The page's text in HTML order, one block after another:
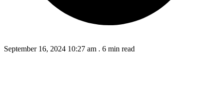
September 16, 2024 10:27 am . 6 min read